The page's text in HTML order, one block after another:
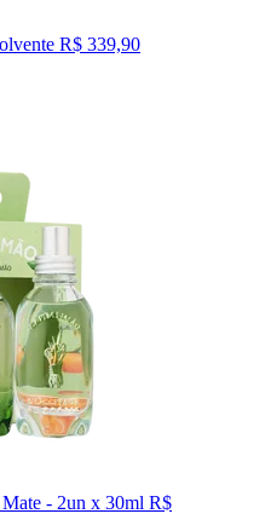
R$ 339,90
- 2un x 30ml R$